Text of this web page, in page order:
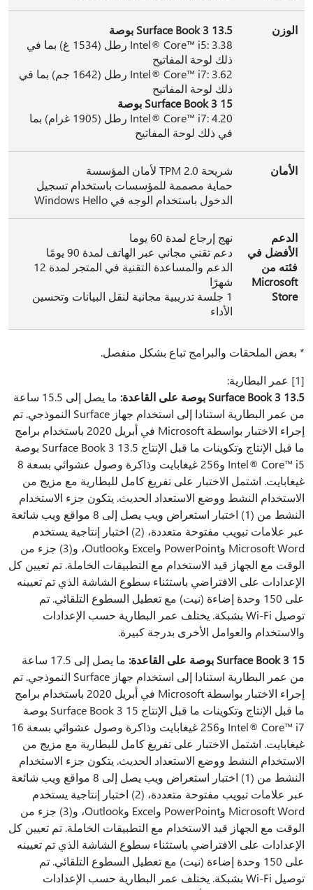
الوزن
Surface Book 3 13.5 بوصة
Intel® Core™ i5: 3.38 رطل (1534 غ) بما في
ذلك لوحة المفاتيح
Intel® Core™ i7: 3.62 رطل (1642 جم) بما في
ذلك لوحة المفاتيح
Surface Book 3 15 بوصة
Intel® Core™ i7: 4.20 رطل (1905 غرام) بما
في ذلك لوحة المفاتيح
الأمان
شريحة TPM 2.0 لأمان المؤسسة
حماية مصممة للمؤسسات باستخدام تسجيل
الدخول باستخدام الوجه في Windows Hello
الدعم
الأفضل في
فئته من
Microsoft
Store
نهج إرجاع لمدة 60 يوما
دعم تقني مجاني عبر الهاتف لمدة 90 يومًا
الدعم والمساعدة التقنية في المتجر لمدة 12
شهرًا
1 جلسة تدريبية مجانية لنقل البيانات وتحسين
الأداء
* بعض الملحقات والبرامج تباع بشكل منفصل.
[1] عمر البطارية:
Surface Book 3 13.5 بوصة على القاعدة:
ما يصل إلى 15.5 ساعة
من عمر البطارية استنادا إلى استخدام جهاز Surface النموذجي. تم
إجراء الاختبار بواسطة Microsoft في أبريل 2020 باستخدام برامج
ما قبل الإنتاج وتكوينات ما قبل الإنتاج Surface Book 3 13.5 بوصة
Intel® Core™ i5 و256 غيغابايت وذاكرة وصول عشوائي بسعة 8
غيغابايت. اشتمل الاختبار على تفريغ كامل للبطارية مع مزيج من
الاستخدام النشط ووضع الاستعداد الحديث. يتكون جزء الاستخدام
النشط من (1) اختبار استعراض ويب يصل إلى 8 مواقع ويب شائعة
عبر علامات تبويب مفتوحة متعددة، (2) اختبار إنتاجية يستخدم
Microsoft Word وPowerPoint وExcel وOutlook، و(3) جزء من
الوقت مع الجهاز قيد الاستخدام مع التطبيقات الخاملة. تم تعيين كل
الإعدادات على الافتراضي باستثناء سطوع الشاشة الذي تم تعيينه
على 150 وحدة إضاءة (نيت) مع تعطيل السطوع التلقائي. تم
توصيل Wi-Fi بشبكة. يختلف عمر البطارية حسب الإعدادات
والاستخدام والعوامل الأخرى بدرجة كبيرة.
Surface Book 3 15 بوصة على القاعدة:
ما يصل إلى 17.5 ساعة
من عمر البطارية استنادا إلى استخدام جهاز Surface النموذجي. تم
إجراء الاختبار بواسطة Microsoft في أبريل 2020 باستخدام برامج
ما قبل الإنتاج وتكوينات ما قبل الإنتاج Surface Book 3 15 بوصة
Intel® Core™ i7 و256 غيغابايت وذاكرة وصول عشوائي بسعة 16
غيغابايت. اشتمل الاختبار على تفريغ كامل للبطارية مع مزيج من
الاستخدام النشط ووضع الاستعداد الحديث. يتكون جزء الاستخدام
النشط من (1) اختبار استعراض ويب يصل إلى 8 مواقع ويب شائعة
عبر علامات تبويب مفتوحة متعددة، (2) اختبار إنتاجية يستخدم
Microsoft Word وPowerPoint وExcel وOutlook، و(3) جزء من
الوقت مع الجهاز قيد الاستخدام مع التطبيقات الخاملة. تم تعيين كل
الإعدادات على الافتراضي باستثناء سطوع الشاشة الذي تم تعيينه
على 150 وحدة إضاءة (نيت) مع تعطيل السطوع التلقائي. تم
توصيل Wi-Fi بشبكة. يختلف عمر البطارية حسب الإعدادات